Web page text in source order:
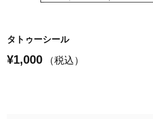
タトゥーシール
¥1,000 （税込）